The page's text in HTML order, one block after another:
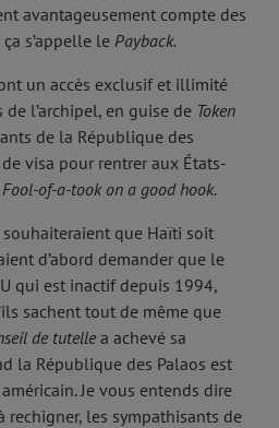
avantageusement compte des
s’appelle le Payback.
un accès exclusif et illimité
l’archipel, en guise de Token
de la République des
visa pour rentrer aux États-
of-a-took on a good hook.
que Haïti soit
d’abord demander que le
qui est inactif depuis 1994,
sachent tout de même que
de tutellea achevé sa
la République des Palaos est
Je vous entends dire
rechigner, les sympathisants de